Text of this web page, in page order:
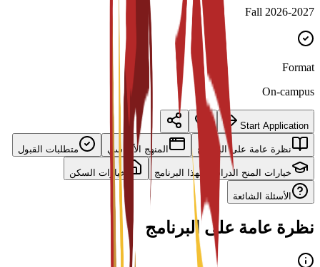
Fall 2026-2027
Format
On-campus
Start Application
نظرة عامة على البرنامج المنهج الأساسي متطلبات القبول
خيارات المنح الدراسية لهذا البرنامج خيارات السكن
الأسئلة الشائعة
نظرة عامة على البرنامج